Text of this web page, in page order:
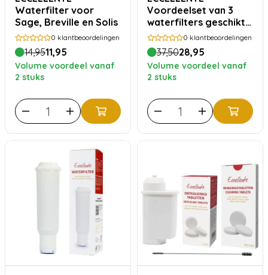
Waterfilter voor
Sage, Breville en Solis
0 klantbeoordelingen
14,9511,95
Volume voordeel vanaf
2 stuks
Voordeelset van 3
waterfilters geschikt
voor Melitta Pro Aqua
0 klantbeoordelingen
37,5028,95
Volume voordeel vanaf
2 stuks